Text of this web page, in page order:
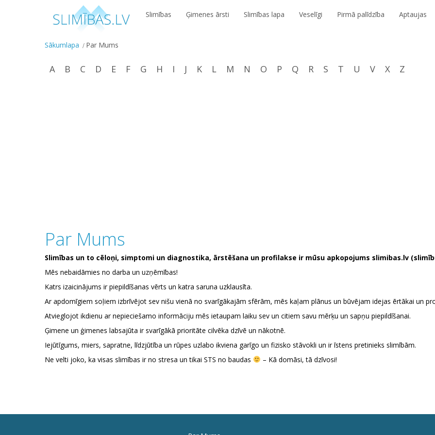
Slimības Ģimenes ārsti Slimības lapa Veselīgi Pirmā palīdzība Aptaujas
Sākumlapa Par Mums
A B C D E F G H I J K L M N O P Q R S T U V X Z
Par Mums
Slimības un to cēloņi, simptomi un diagnostika, ārstēšana un profilakse ir mūsu apkopojums slimibas.lv
Mēs nebaidāmies no darba un uzņēmības!
Katrs izaicinājums ir piepildīšanas vērts un katra saruna uzklausīta.
Ar apdomīgiem soļiem izbrīvējot sev nišu vienā no svarīgākajām sfērām, mēs kaļam plānus un būvējam idejas ērtākai un
Atvieglojot ikdienu ar nepieciešamo informāciju mēs ietaupam laiku sev un citiem savu mērķu un sapņu piepildīšanai.
Ģimene un ģimenes labsajūta ir svarīgākā prioritāte cilvēka dzīvē un nākotnē.
Iejūtīgums, miers, sapratne, līdzjūtība un rūpes uzlabo ikviena garīgo un fizisko stāvokli un ir īstens pretinieks slimībām.
Ne velti joko, ka visas slimības ir no stresa un tikai STS no baudas
– Kā domāsi, tā dzīvosi!